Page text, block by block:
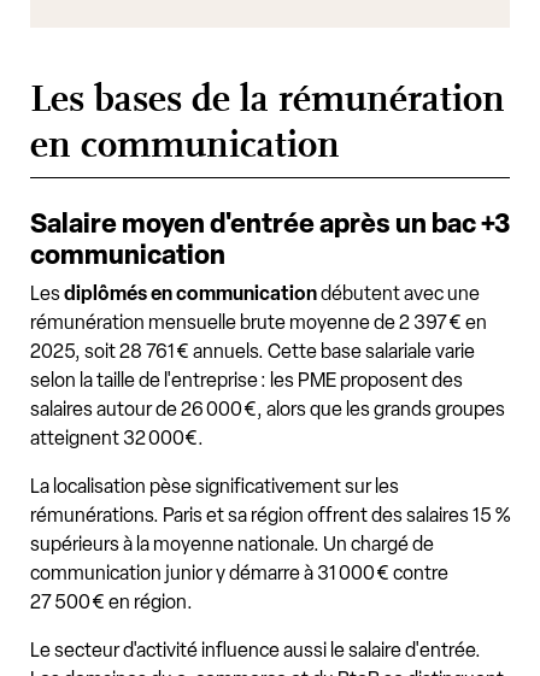
Les bases de la rémunération
en communication
Salaire moyen d'entrée après un bac +3
communication
Lesdiplômés en communicationdébutent avec une
rémunération mensuelle brute moyenne de 2 397 € en
2025, soit 28 761 € annuels. Cette base salariale varie
selon la taille de l'entreprise : les PME proposent des
salaires autour de 26 000 €, alors que les grands groupes
atteignent 32 000€.
La localisation pèse significativement sur les
rémunérations. Paris et sa région offrent des salaires 15 %
supérieurs à la moyenne nationale. Un chargé de
communication junior y démarre à 31 000 € contre
27 500 € en région.
Le secteur d'activité influence aussi le salaire d'entrée.